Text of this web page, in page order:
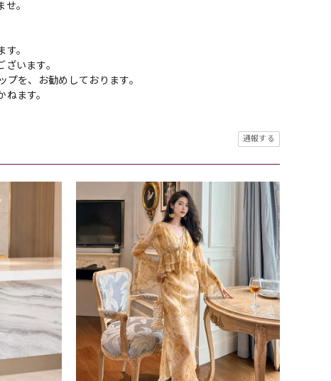
。
。
います。
を、お勧めしております。
ます。
通報する